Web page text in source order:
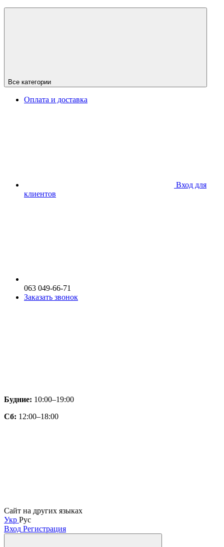
Все категории
Оплата и доставка
Вход для
клиентов
063 049-66-71
Заказать звонок
Будние: 10:00–19:00
Сб: 12:00–18:00
Сайт на других языках
Укр Рус
Вход Регистрация